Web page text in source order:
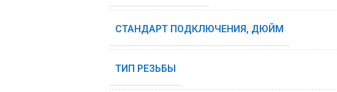
СТАНДАРТ ПОДКЛЮЧЕНИЯ, ДЮЙМ
ТИП РЕЗЬБЫ